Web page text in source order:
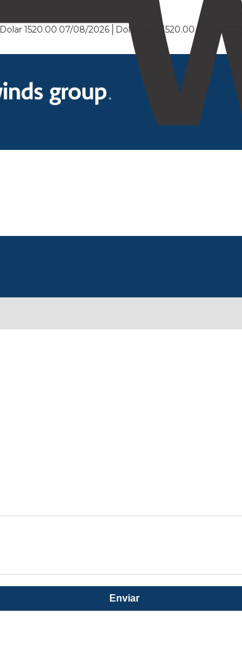
Dolar1520.00 07/08/2026 Dolar BSP 1520.00 07/08/2026
Enviar